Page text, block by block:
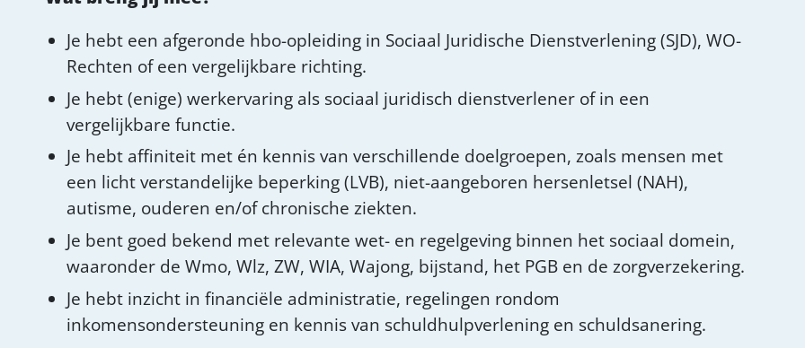
Je hebt een afgeronde hbo-opleiding in Sociaal Juridische Dienstverlening (SJD), WO-
Rechten of een vergelijkbare richting.
Je hebt (enige) werkervaring als sociaal juridisch dienstverlener of in een
vergelijkbare functie.
Je hebt affiniteit met én kennis van verschillende doelgroepen, zoals mensen met
een licht verstandelijke beperking (LVB), niet-aangeboren hersenletsel (NAH),
autisme, ouderen en/of chronische ziekten.
Je bent goed bekend met relevante wet- en regelgeving binnen het sociaal domein,
waaronder de Wmo, Wlz, ZW, WIA, Wajong, bijstand, het PGB en de zorgverzekering.
Je hebt inzicht in financiële administratie, regelingen rondom
inkomensondersteuning en kennis van schuldhulpverlening en schuldsanering.